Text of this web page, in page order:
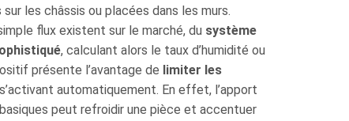
les châssis ou placées dans les murs.
flux existent sur le marché, du système
, calculant alors le taux d’humidité ou
présente l’avantage de limiter les
automatiquement. En effet, l’apport
peut refroidir une pièce et accentuer